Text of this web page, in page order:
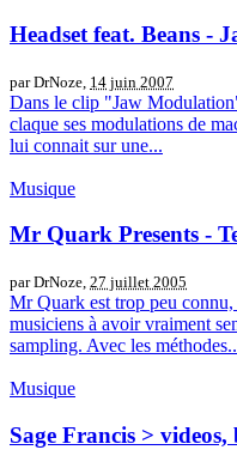
Headset feat. Beans -
par DrNoze, 14 juin 2007
Dans le clip "Jaw
claque ses modulations de
lui connait sur une...
Musique
Mr Quark Presents -
par DrNoze, 27 juillet 2005
Mr Quark est trop peu
musiciens à avoir vraiment
sampling. Avec les
Musique
Sage Francis >